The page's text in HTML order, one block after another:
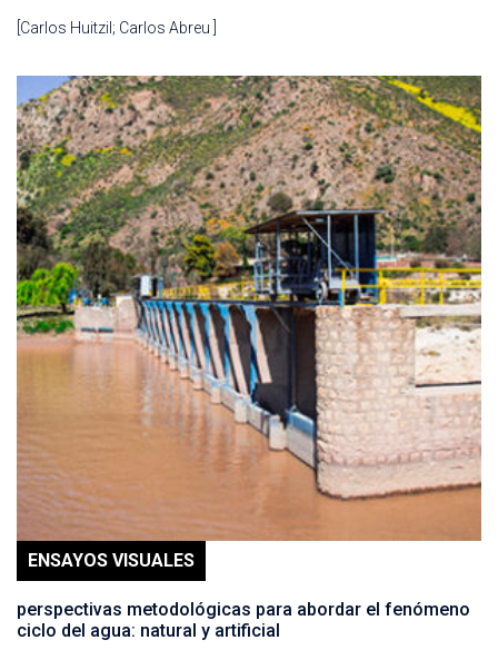
[Carlos Huitzil; Carlos Abreu ]
ENSAYOS VISUALES
perspectivas metodológicas para abordar el fenómeno
ciclo del agua: natural y artificial